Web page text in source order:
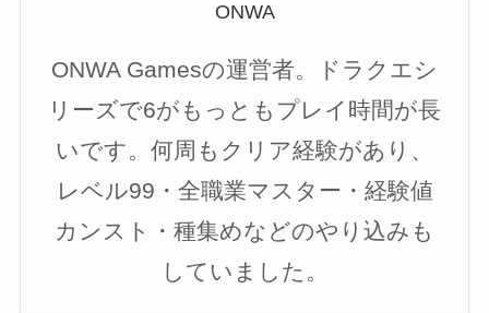
ONWA
ONWA Gamesの運営者。ドラクエシ
リーズで6がもっともプレイ時間が長
いです。何周もクリア経験があり、
レベル99・全職業マスター・経験値
カンスト・種集めなどのやり込みも
していました。